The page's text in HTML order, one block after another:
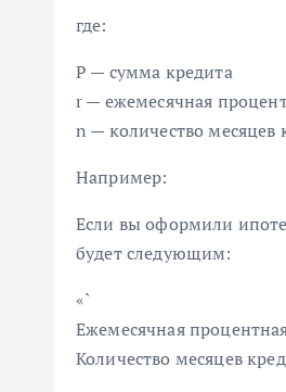
где:
P — сумма кредита
r — ежемесячная
n — количество месяцев
Например:
Если вы оформили
будет следующим:
«`
Ежемесячная
Количество месяцев